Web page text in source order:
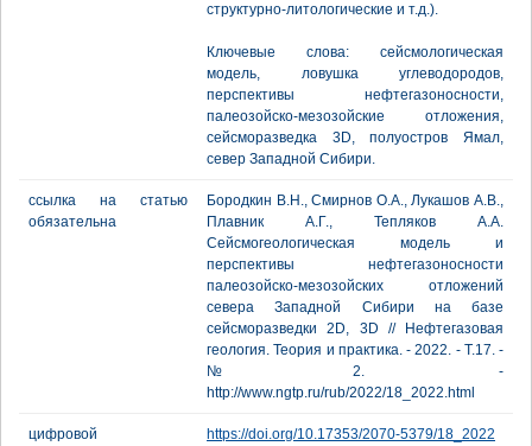
структурно-литологические и т.д.).
Ключевые слова: сейсмологическая
модель, ловушка углеводородов,
перспективы нефтегазоносности,
палеозойско-мезозойские отложения,
сейсморазведка 3D, полуостров Ямал,
север Западной Сибири.
ссылка на статью
обязательна
Бородкин В.Н., Смирнов О.А., Лукашов А.В.,
Плавник А.Г., Тепляков А.А.
Сейсмогеологическая модель и
перспективы нефтегазоносности
палеозойско-мезозойских отложений
севера Западной Сибири на базе
сейсморазведки 2D, 3D // Нефтегазовая
геология. Теория и практика. - 2022. - Т.17. -
№2. -
http://www.ngtp.ru/rub/2022/18_2022.html
цифровой
https://doi.org/10.17353/2070-5379/18_2022